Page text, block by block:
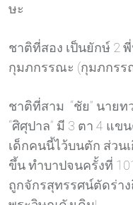
ษะ
ชาติที่สอง เป็นยักษ์ 2
กุมภกรรณะ (กุมภกรร
ชาติที่สาม “ชัย” นาย
“ศิศุปาล” มี 3 ตา 4 แ
เด็กคนนี้ไว้บนตัก ส่วน
ขึ้น ทำบาปจนครั้งที่
ถูกจักรสุทรรศน์ตัดร่า